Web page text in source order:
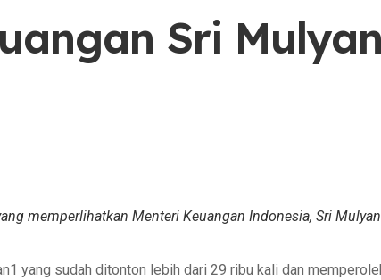
Sri
memperlihatkan Menteri Keuangan Indonesia, Sri
yang sudah ditonton lebih dari 29 ribu kali dan